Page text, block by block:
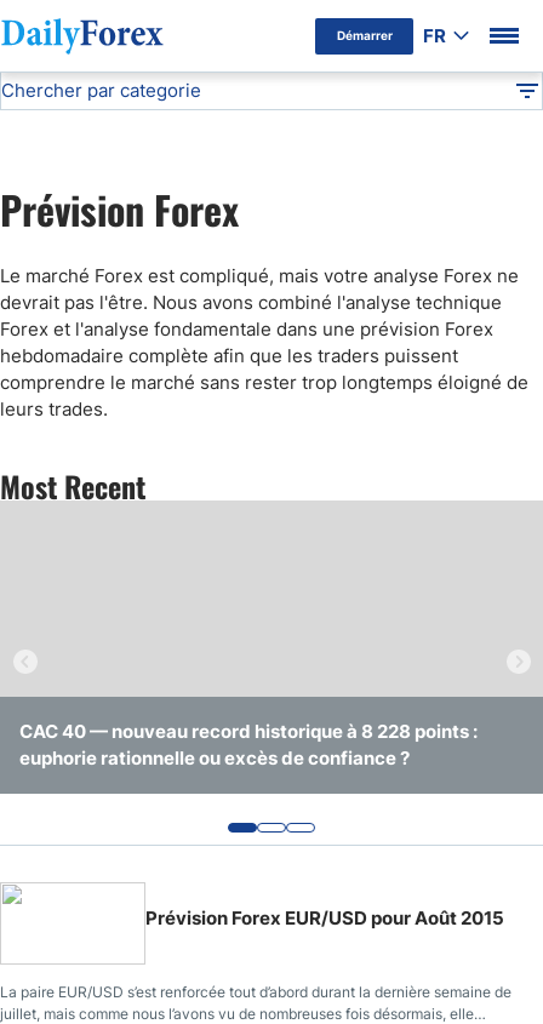
Démarrer FR
Avertissement Publicitaire
Chercher par categorie
Cours de l’or
Signaux de Trading
Prévision Forex
Prévision Forex
Le marché Forex est compliqué, mais votre analyse Forex ne
devrait pas l'être. Nous avons combiné l'analyse technique
Forex et l'analyse fondamentale dans une prévision Forex
hebdomadaire complète afin que les traders puissent
comprendre le marché sans rester trop longtemps éloigné de
leurs trades.
Most Recent
CAC 40 — nouveau record historique à 8 228 points :
euphorie rationnelle ou excès de confiance ?
Analyse Or & pétrole: revue hebdo, géopolitique & Fed
5 actions à surveiller cette semaine: Airbus, Sanofi,
Amazon, Alphabet et Tesla
Prévision Forex EUR/USD pour Août 2015
La paire EUR/USD s’est renforcée tout d’abord durant la dernière semaine de
juillet, mais comme nous l’avons vu de nombreuses fois désormais, elle